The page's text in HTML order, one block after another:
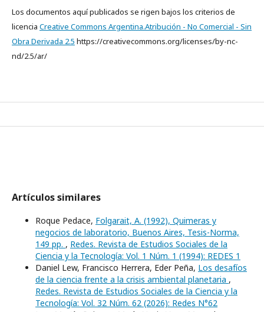
Los documentos aquí publicados se rigen bajos los criterios de
licencia Creative Commons Argentina.Atribución - No Comercial - Sin
Obra Derivada 2.5 https://creativecommons.org/licenses/by-nc-
nd/2.5/ar/
Artículos similares
Roque Pedace, Folgarait, A. (1992), Quimeras y
negocios de laboratorio, Buenos Aires, Tesis-Norma,
149 pp. , Redes. Revista de Estudios Sociales de la
Ciencia y la Tecnología: Vol. 1 Núm. 1 (1994): REDES 1
Daniel Lew, Francisco Herrera, Eder Peña, Los desafíos
de la ciencia frente a la crisis ambiental planetaria ,
Redes. Revista de Estudios Sociales de la Ciencia y la
Tecnología: Vol. 32 Núm. 62 (2026): Redes N°62